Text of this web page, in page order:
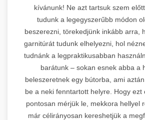
kívánunk! Ne azt tartsuk szem
tudunk a legegyszerűbb módon
beszerezni, törekedjünk inkább arra,
garnitúrát tudunk elhelyezni, hol
tudnánk a legpraktikusabban
barátunk – sokan esnek abba a
beleszeretnek egy bútorba, ami
be a neki fenntartott helyre. Hogy ezt
pontosan mérjük le, mekkora hellyel
már célirányosan kereshetjük a